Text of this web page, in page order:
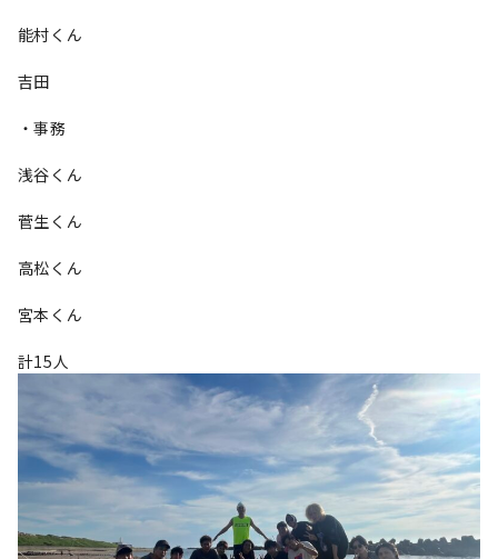
能村くん
吉田
・事務
浅谷くん
菅生くん
高松くん
宮本くん
計15人